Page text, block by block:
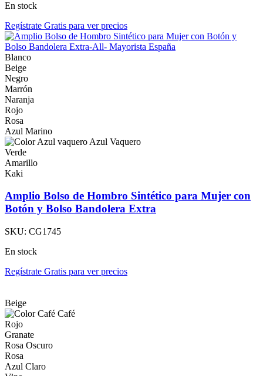
En stock
Regístrate Gratis para ver precios
Blanco
Beige
Negro
Marrón
Naranja
Rojo
Rosa
Azul Marino
Azul Vaquero
Verde
Amarillo
Kaki
Amplio Bolso de Hombro Sintético para Mujer con
Botón y Bolso Bandolera Extra
SKU: CG1745
En stock
Regístrate Gratis para ver precios
Beige
Café
Rojo
Granate
Rosa Oscuro
Rosa
Azul Claro